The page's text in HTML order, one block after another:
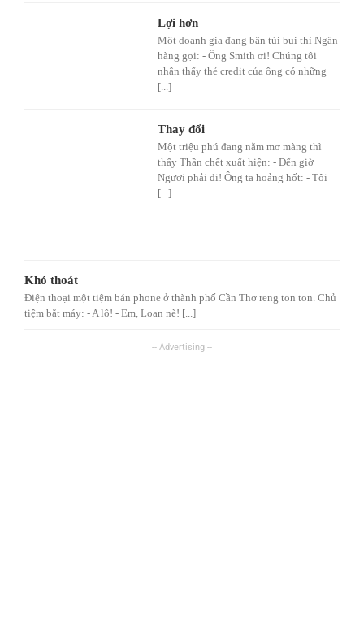
Lợi hơn
Một doanh gia đang bận túi bụi thì Ngân
hàng gọi: - Ông Smith ơi! Chúng tôi
nhận thấy thẻ credit của ông có những
[...]
Thay đổi
Một triệu phú đang nằm mơ màng thì
thấy Thần chết xuất hiện: - Đến giờ
Ngươi phải đi! Ông ta hoảng hốt: - Tôi
[...]
Khó thoát
Điện thoại một tiệm bán phone ở thành phố Cần Thơ reng ton ton. Chủ
tiệm bắt máy: - A lô! - Em, Loan nè! [...]